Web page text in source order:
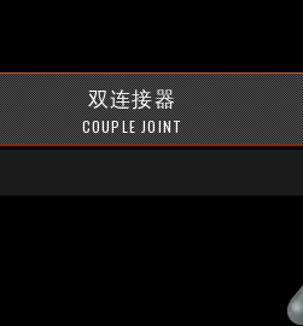
双连接器
COUPLE JOINT